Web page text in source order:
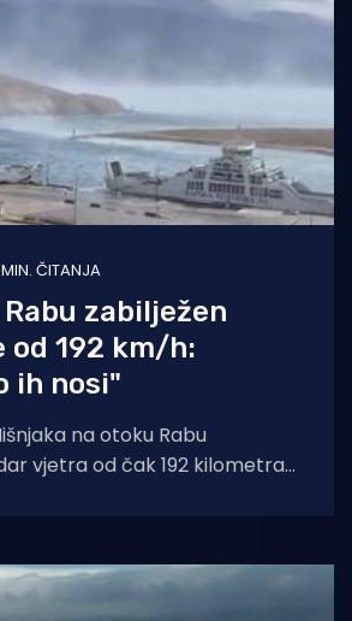
MIN. ČITANJA
Rabu zabilježen
od 192 km/h:
ih nosi"
na otoku Rabu
vjetra od čak 192 kilometra